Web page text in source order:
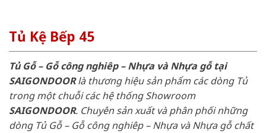
Tủ Kệ Bếp 45
Tủ Gỗ – Gỗ công nghiêp – Nhựa và Nhựa gỗ tại
SAIGONDOORlà thương hiệu sản phẩm các dòng Tủ
trong một chuỗi các hệ thống Showroom
SAIGONDOOR. Chuyên sản xuất và phân phối những
dòng Tủ Gỗ – Gỗ công nghiêp – Nhựa và Nhựa gỗ chất